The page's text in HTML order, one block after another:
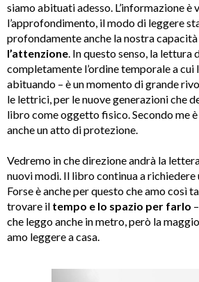
siamo abituati adesso. L’informazione è
l’approfondimento, il modo di leggere
profondamente anche la nostra
l’attenzione. In questo senso, la lettura
completamente l’ordine temporale a cui
abituando – è un momento di grande
le lettrici, per le nuove generazioni che
libro come oggetto fisico. Secondo me è
anche un atto di protezione.
Vedremo in che direzione andrà la
nuovi modi. Il libro continua a
Forse è anche per questo che amo così
trovare il tempo e lo spazio per farlo
che leggo anche in metro, però la
amo leggere a casa.